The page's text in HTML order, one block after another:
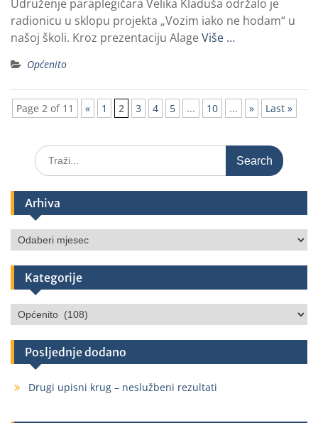
Udruženje paraplegičara Velika Kladuša održalo je
radionicu u sklopu projekta „Vozim iako ne hodam“ u
našoj školi. Kroz prezentaciju AlageViše …
Općenito
Page 2 of 11 « 1 2 3 4 5 ... 10 ... » Last »
Arhiva
Kategorije
Posljednje dodano
Drugi upisni krug – neslužbeni rezultati